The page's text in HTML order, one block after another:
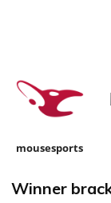
mousesports
Winner